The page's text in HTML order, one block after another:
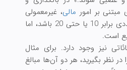
بر امور مالی، غیرمعمولی
نیست که این نسبت عددی برابر 10 یا حتی 20 باشد، اما
است.
نیز وجود دارد. برای مثال
نظر بگیرید، هر دو آن‌ها مبالغ